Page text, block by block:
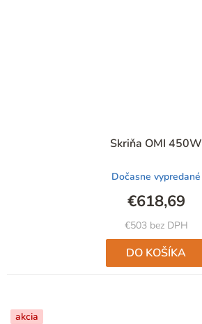
Skriňa OMI 450W
Dočasne vypredané
€503 bez DPH
€618,69
DO KOŠÍKA
akcia